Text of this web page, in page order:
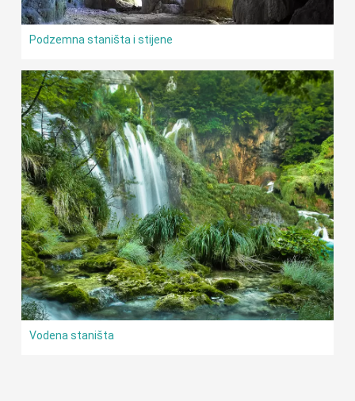
Podzemna staništa i stijene
Vodena staništa